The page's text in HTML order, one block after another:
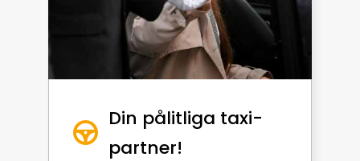
Din pålitliga taxi-
partner!